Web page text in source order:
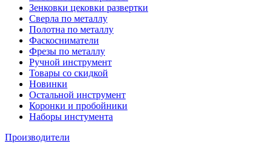
Зенковки цековки развертки
Сверла по металлу
Полотна по металлу
Фаскосниматели
Фрезы по металлу
Ручной инструмент
Товары со скидкой
Новинки
Остальной инструмент
Коронки и пробойники
Наборы инстумента
Производители